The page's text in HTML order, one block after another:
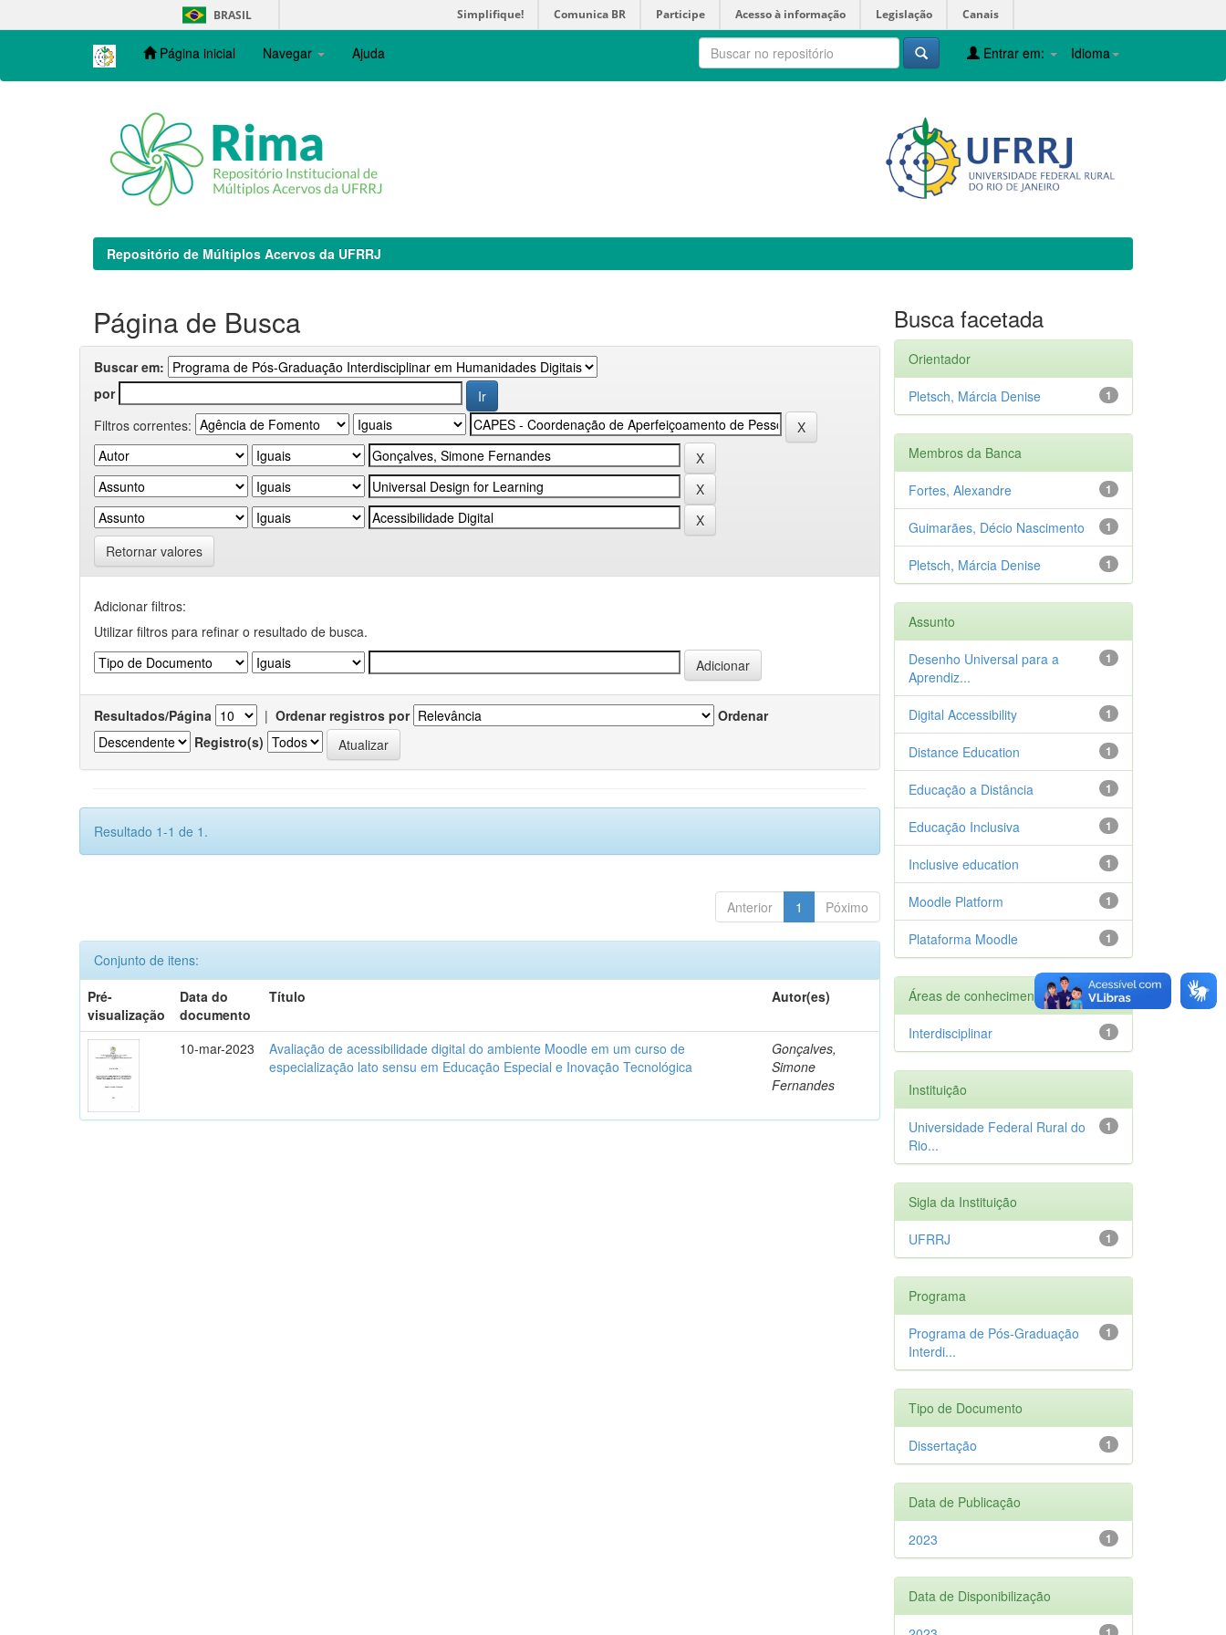
navigation
BRASIL Simplifique! Comunica BR Participe Acesso à informação Legislação Canais
Página inicial Navegar Ajuda Idioma
Entrar em:
Repositório de Múltiplos Acervos da UFRRJ
Página de Busca
Buscar em:
por
Filtros correntes:
Retornar valores
Adicionar filtros:
Utilizar filtros para refinar o resultado de busca.
Resultados/Página | Ordenar registros por
Ordenar
Registro(s)
Resultado 1-1 de 1.
Anterior 1 Póximo
Conjunto de itens:
Pré-
visualização
Data do
documento
Título Autor(es)
10-mar-2023
Avaliação de acessibilidade digital do ambiente Moodle em um curso de
especialização lato sensu em Educação Especial e Inovação Tecnológica
Gonçalves,
Simone
Fernandes
Busca facetada
Orientador
1
Pletsch, Márcia Denise
Membros da Banca
1
Fortes, Alexandre
1
Guimarães, Décio Nascimento
1
Pletsch, Márcia Denise
Assunto
1
Desenho Universal para a
Aprendiz...
1
Digital Accessibility
1
Distance Education
1
Educação a Distância
1
Educação Inclusiva
1
Inclusive education
1
Moodle Platform
1
Plataforma Moodle
Áreas de conhecimento
1
Interdisciplinar
Instituição
1
Universidade Federal Rural do
Rio...
Sigla da Instituição
1
UFRRJ
Programa
1
Programa de Pós-Graduação
Interdi...
Tipo de Documento
1
Dissertação
Data de Publicação
1
2023
Data de Disponibilização